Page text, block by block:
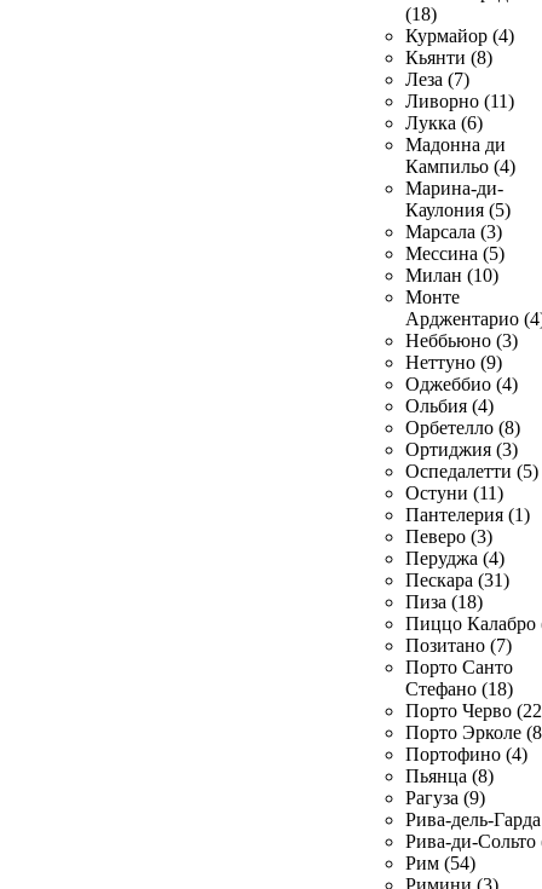
(18)
Курмайор (4)
Кьянти (8)
Леза (7)
Ливорно (11)
Лукка (6)
Мадонна ди
Кампильо (4)
Марина-ди-
Каулония (5)
Марсала (3)
Мессина (5)
Милан (10)
Монте
Арджентарио
Неббьюно (3)
Неттуно (9)
Оджеббио (4)
Ольбия (4)
Орбетелло (8)
Ортиджия (3)
Оспедалетти (5)
Остуни (11)
Пантелерия (1)
Певеро (3)
Перуджа (4)
Пескара (31)
Пиза (18)
Пиццо Калабро
Позитано (7)
Порто Санто
Стефано (18)
Порто Черво
Порто Эрколе
Портофино (4)
Пьянца (8)
Рагуза (9)
Рива-дель-
Рива-ди-Сольто
Рим (54)
Римини (3)